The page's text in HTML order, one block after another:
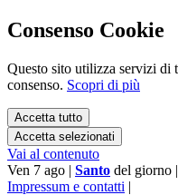
Consenso Cookie
Questo sito utilizza servizi di
consenso. Scopri di più
Accetta tutto
Accetta selezionati
Vai al contenuto
Ven 7 ago | Santo del giorno |
Impressum e contatti |